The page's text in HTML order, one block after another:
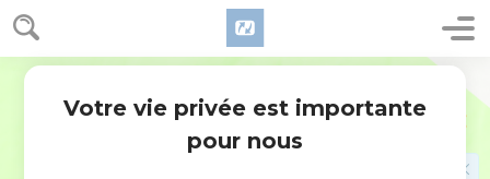
Proverbes 8
28 Quand il affermissait les nuées d'en haut ; quand il serrait
ferme les fontaines des abîmes ;
29
Quand il mettait son ordonnance touchant la mer, afin que
les eaux ne passassent point ses bords ; quand il compassait
les fondements de la terre ;
Votre vie privée est importante
pour nous